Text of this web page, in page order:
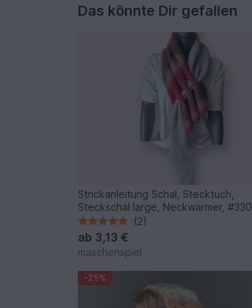
Das könnte Dir gefallen
Strickanleitung Schal, Stecktuch,
Steckschal large, Neckwarmer, #330
(2)
ab 3,13 €
maschenspiel
-25%